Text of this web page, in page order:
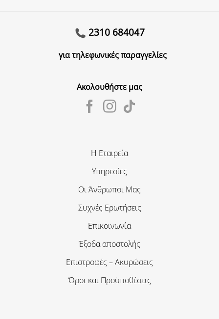
2310 684047
για τηλεφωνικές παραγγελίες
Ακολουθήστε μας
Η Εταιρεία
Υπηρεσίες
Οι Άνθρωποι Μας
Συχνές Ερωτήσεις
Επικοινωνία
Έξοδα αποστολής
Επιστροφές – Ακυρώσεις
Όροι και Προϋποθέσεις